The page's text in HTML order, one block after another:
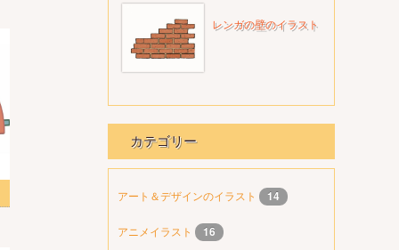
レンガの壁のイラスト
カテゴリー
アート＆デザインのイラスト 14
アニメイラスト 16